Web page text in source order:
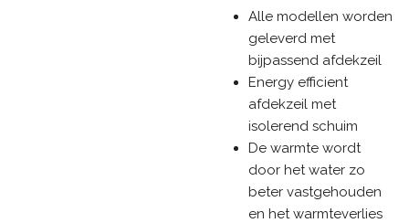
Alle modellen worden
geleverd met
bijpassend afdekzeil
Energy efficient
afdekzeil met
isolerend schuim
De warmte wordt
door het water zo
beter vastgehouden
en het warmteverlies